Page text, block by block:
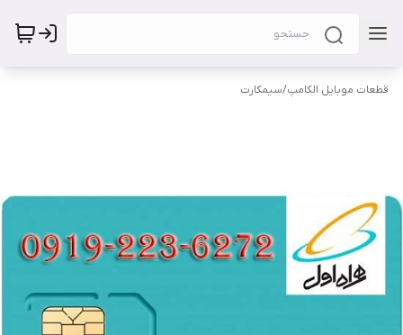
قطعات موبایل الکامپ/سیمکارت